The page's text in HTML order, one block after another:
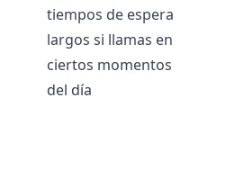
tiempos de espera
largos si llamas en
ciertos momentos
del día